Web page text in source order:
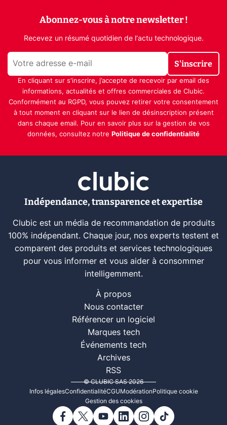
Abonnez-vous à notre newsletter !
Recevez un résumé quotidien de l'actu technologique.
S'inscrire
En cliquant sur s'inscrire, j’accepte de recevoir par email des
informations, actualités et offres commerciales de Clubic.
Conformément au RGPD, vous pouvez retirer votre consentement
à tout moment en cliquant sur le lien de désinscription présent
dans chaque email. Pour en savoir plus sur la gestion de vos
données, consultez notre Politique de confidentialité
Indépendance, transparence et expertise
Clubic est un média de recommandation de produits
100% indépendant. Chaque jour, nos experts testent et
comparent des produits et services technologiques
pour vous informer et vous aider à consommer
intelligemment.
À propos
Nous contacter
Référencer un logiciel
Marques tech
Événements tech
Archives
RSS
© CLUBIC SAS 2026
Infos légalesConfidentialitéCGUModérationPolitique cookie
Gestion des cookies